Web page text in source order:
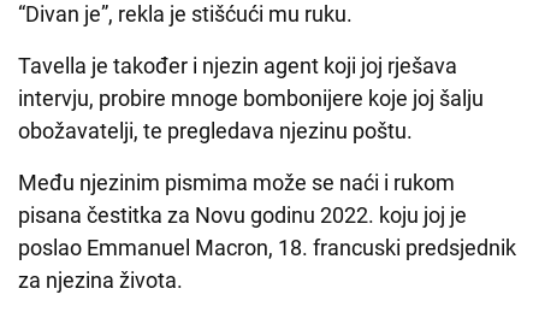
“Divan je”, rekla je stišćući mu ruku.
Tavella je također i njezin agent koji joj rješava
intervju, probire mnoge bombonijere koje joj šalju
obožavatelji, te pregledava njezinu poštu.
Među njezinim pismima može se naći i rukom
pisana čestitka za Novu godinu 2022. koju joj je
poslao Emmanuel Macron, 18. francuski predsjednik
za njezina života.